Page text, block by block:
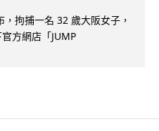
拘捕一名 32 歲大阪女子，
方網店「JUMP